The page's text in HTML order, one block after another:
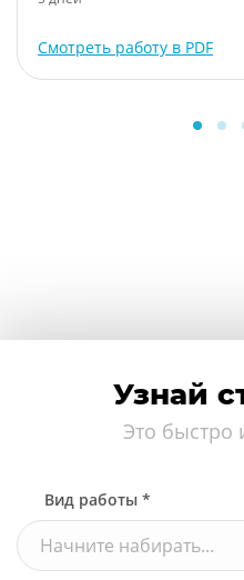
Смотреть работу в PDF
Узнай
Это быстро
Вид работы *
Начните набирать...